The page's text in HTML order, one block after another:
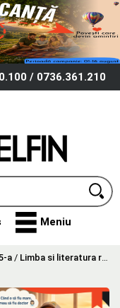
/ 0736.361.210
Meniu
a / Limba si literatura romana Clasa 5